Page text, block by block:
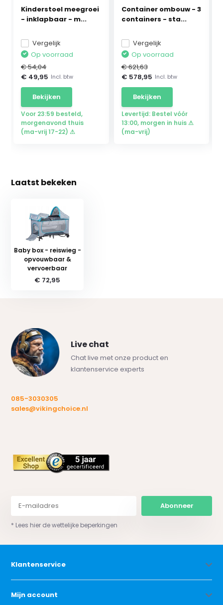
Kinderstoel meegroei
- inklapbaar - m...
Vergelijk
Op voorraad
€ 54,04
€ 49,95 Incl. btw
Bekijken
Voor 23:59 besteld,
morgenavond thuis
(ma-vrij 17-22) ⚠
Container ombouw - 3
containers - sta...
Vergelijk
Op voorraad
€ 621,63
€ 578,95 Incl. btw
Bekijken
Levertijd: Bestel vóór
13:00, morgen in huis ⚠
(ma-vrij)
Laatst bekeken
Baby box - reiswieg -
opvouwbaar &
vervoerbaar
€ 72,95
Live chat
Chat live met onze product en
klantenservice experts
085-3030305
sales@vikingchoice.nl
Abonneer
* Lees hier de wettelijke beperkingen
Klantenservice
Mijn account